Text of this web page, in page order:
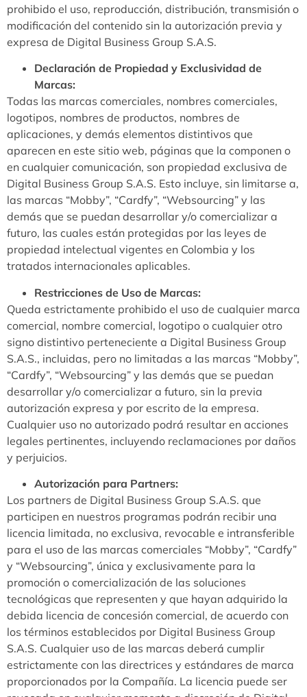
prohibido el uso, reproducción, distribución, transmisión o
modificación del contenido sin la autorización previa y
expresa de Digital Business Group S.A.S.
Declaración de Propiedad y Exclusividad de
Marcas:
Todas las marcas comerciales, nombres comerciales,
logotipos, nombres de productos, nombres de
aplicaciones, y demás elementos distintivos que
aparecen en este sitio web, páginas que la componen o
en cualquier comunicación, son propiedad exclusiva de
Digital Business Group S.A.S. Esto incluye, sin limitarse a,
las marcas “Mobby”, “Cardfy”, “Websourcing” y las
demás que se puedan desarrollar y/o comercializar a
futuro, las cuales están protegidas por las leyes de
propiedad intelectual vigentes en Colombia y los
tratados internacionales aplicables.
Restricciones de Uso de Marcas:
Queda estrictamente prohibido el uso de cualquier marca
comercial, nombre comercial, logotipo o cualquier otro
signo distintivo perteneciente a Digital Business Group
S.A.S., incluidas, pero no limitadas a las marcas “Mobby”,
“Cardfy”, “Websourcing” y las demás que se puedan
desarrollar y/o comercializar a futuro, sin la previa
autorización expresa y por escrito de la empresa.
Cualquier uso no autorizado podrá resultar en acciones
legales pertinentes, incluyendo reclamaciones por daños
y perjuicios.
Autorización para Partners:
Los partners de Digital Business Group S.A.S. que
participen en nuestros programas podrán recibir una
licencia limitada, no exclusiva, revocable e intransferible
para el uso de las marcas comerciales “Mobby”, “Cardfy”
y “Websourcing”, única y exclusivamente para la
promoción o comercialización de las soluciones
tecnológicas que representen y que hayan adquirido la
debida licencia de concesión comercial, de acuerdo con
los términos establecidos por Digital Business Group
S.A.S. Cualquier uso de las marcas deberá cumplir
estrictamente con las directrices y estándares de marca
proporcionados por la Compañía. La licencia puede ser